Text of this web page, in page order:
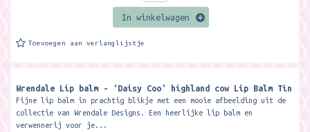
In winkelwagen
Toevoegen aan verlanglijstje
Wrendale Lip balm - 'Daisy Coo' highland cow Lip Balm Tin
Fijne lip balm in prachtig blikje met een mooie afbeelding uit de
collectie van Wrendale Designs. Een heerlijke lip balm en
verwennerij voor je...